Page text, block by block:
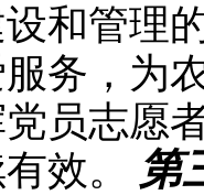
和管理
务，为
员志愿
效。
第